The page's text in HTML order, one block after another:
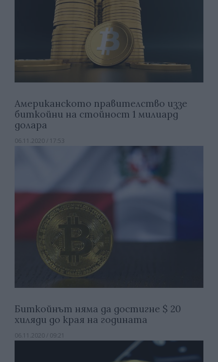
Американското правителство иззе
биткойни на стойност 1 милиард
долара
06.11.2020 / 17:53
Биткойнът няма да достигне $ 20
хиляди до края на годината
06.11.2020 / 09:21